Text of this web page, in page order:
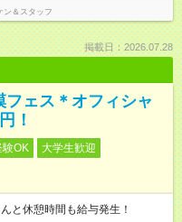
ン＆スタッフ
掲載日：2026.07.28
ェス＊オフィシャ
！
験OK
大学生歓迎
と休憩時間も給与発生！